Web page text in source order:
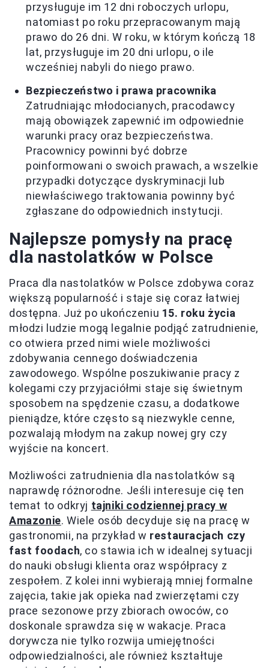
przysługuje im 12 dni roboczych urlopu,
natomiast po roku przepracowanym mają
prawo do 26 dni. W roku, w którym kończą 18
lat, przysługuje im 20 dni urlopu, o ile
wcześniej nabyli do niego prawo.
Bezpieczeństwo i prawa pracownika
Zatrudniając młodocianych, pracodawcy
mają obowiązek zapewnić im odpowiednie
warunki pracy oraz bezpieczeństwa.
Pracownicy powinni być dobrze
poinformowani o swoich prawach, a wszelkie
przypadki dotyczące dyskryminacji lub
niewłaściwego traktowania powinny być
zgłaszane do odpowiednich instytucji.
Najlepsze pomysły na pracę
dla nastolatków w Polsce
Praca dla nastolatków w Polsce zdobywa coraz
większą popularność i staje się coraz łatwiej
dostępna. Już po ukończeniu 15. roku życia
młodzi ludzie mogą legalnie podjąć zatrudnienie,
co otwiera przed nimi wiele możliwości
zdobywania cennego doświadczenia
zawodowego. Wspólne poszukiwanie pracy z
kolegami czy przyjaciółmi staje się świetnym
sposobem na spędzenie czasu, a dodatkowe
pieniądze, które często są niezwykle cenne,
pozwalają młodym na zakup nowej gry czy
wyjście na koncert.
Możliwości zatrudnienia dla nastolatków są
naprawdę różnorodne. Jeśli interesuje cię ten
temat to odkryj tajniki codziennej pracy w
Amazonie. Wiele osób decyduje się na pracę w
gastronomii, na przykład w restauracjach czy
fast foodach, co stawia ich w idealnej sytuacji
do nauki obsługi klienta oraz współpracy z
zespołem. Z kolei inni wybierają mniej formalne
zajęcia, takie jak opieka nad zwierzętami czy
prace sezonowe przy zbiorach owoców, co
doskonale sprawdza się w wakacje. Praca
dorywcza nie tylko rozwija umiejętności
odpowiedzialności, ale również kształtuje